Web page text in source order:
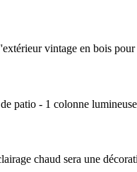
vintage en bois pour
patio - 1 colonne
chaud sera une